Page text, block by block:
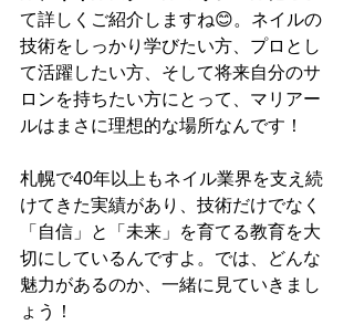
て詳しくご紹介しますね😊。ネイルの
技術をしっかり学びたい方、プロとし
て活躍したい方、そして将来自分のサ
ロンを持ちたい方にとって、マリアー
ルはまさに理想的な場所なんです！
札幌で40年以上もネイル業界を支え続
けてきた実績があり、技術だけでなく
「自信」と「未来」を育てる教育を大
切にしているんですよ。では、どんな
魅力があるのか、一緒に見ていきまし
ょう！